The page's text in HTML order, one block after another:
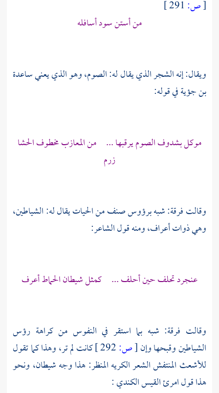
[ص:
من أستن سود أسافله
ويقال: إنه الشجر الذي يقال له: الصوم، وهو الذي يعنيساعدة
بن جؤيةفي قوله:
موكل بشدوف الصوم يرقبها ... من المعازب مخطوف الحشا
زرم
وقالت فرقة: شبه برؤوس صنف من الحيات يقال له: الشياطين،
وهي ذوات أعراف، ومنه قول الشاعر:
عنجرد تحلف حين أحلف ... كمثل شيطان الحماط أعرف
وقالت فرقة: شبه بما استقر في النفوس من كراهة رؤس
الشياطين وقبحها وإن[ص:
كانت لم تر، وهذا كما تقول
للأشعث المنتفش الشعر الكريه المنظر: هذا وجه شيطان، ونحو
هذا قولامرئ القيس الكندي: